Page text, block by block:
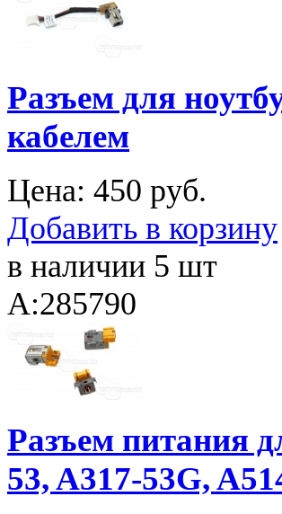
Разъем для
кабелем
Цена: 450 руб.
Добавить в корзину
в наличии 5 шт
A:285790
Разъем питания
53, A317-53G,